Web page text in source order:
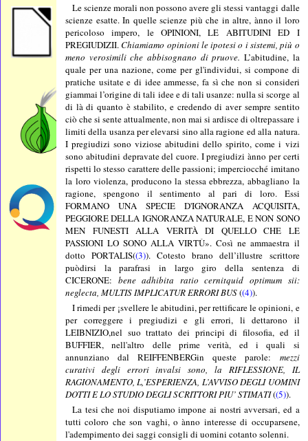
Le scienze morali non possono avere gli stessi vantaggi dalle
scienze esatte. In quelle scienze più che in altre, ànno il loro
pericoloso impero, le OPINIONI, LE ABITUDINI ED I
PREGIUDIZII.Chiamiamo opinioni le ipotesi o i sistemi, più o
meno verosimili che abbisognano di pruove. L’abitudine, la
quale per una nazione, come per gl'individui, si compone di
pratiche usitate e di idee ammesse, fa sì che non si consideri
giammai l’origine di tali idee e di tali usanze: nulla si scorge al
di là di quanto è stabilito, e credendo di aver sempre sentito
ciò che si sente attualmente, non mai si ardisce di oltrepassare i
limiti della usanza per elevarsi sino alla ragione ed alla natura.
I pregiudizi sono viziose abitudini dello spirito, come i vizi
sono abitudini depravate del cuore. I pregiudizi ànno per certi
rispetti lo stesso carattere delle passioni; imperciocché imitano
la loro violenza, producono la stessa ebbrezza, abbagliano la
ragione, spengono il sentimento al pari di loro. Essi
FORMANO UNA SPECIE D'IGNORANZA ACQUISITA,
PEGGIORE DELLA IGNORANZA NATURALE, E NON SONO
MEN FUNESTI ALLA VERITÀ DI QUELLO CHE LE
PASSIONI LO SONO ALLA VIRTÙ». Così ne ammaestra il
dotto PORTALIS((3)). Cotesto brano dell’illustre scrittore
puòdirsi la parafrasi in largo giro della sentenza di
CICERONE: bene adhibita ratio cernitquid optimum sii:
neglecta, MULTIS IMPLICATUR ERRORI BUS((4)).
I rimedi per ¡svellere le abitudini, per rettificare le opinioni, e
per correggere i pregiudizi e gli errori, li dettarono il
LEIBNIZIO,nel suo trattato dei principi di filosofia, ed il
BUFFIER, nell'altro delle prime verità, ed i quali si
annunziano dal REIFFENBERGin queste parole: mezzi
curativi degli errori invalsi sono, la RIFLESSIONE, IL
RAGIONAMENTO, L,’ESPERIENZA, L’AVVISO DEGLI UOMINI
DOTTI E LO STUDIO DEGLI SCRITTORI PIU’ STIMATI((5)).
La tesi che noi disputiamo impone ai nostri avversari, ed a
tutti coloro che son vaghi, o ànno interesse di occuparsene,
l'adempimento dei saggi consigli di uomini cotanto solenni.